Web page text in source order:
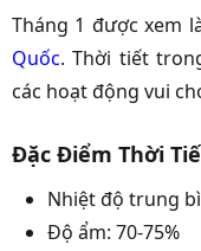
Tháng 1 được xem
Quốc. Thời tiết
các hoạt động vui
Đặc Điểm Thời
Nhiệt độ trung
Độ ẩm: 70-75%